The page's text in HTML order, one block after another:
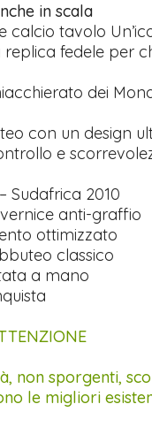
in scala
tavolo
fedele per
dei
con un design
e
Sudafrica 2010
anti-graffio
ottimizzato
classico
a mano
non sporgenti,
le migliori